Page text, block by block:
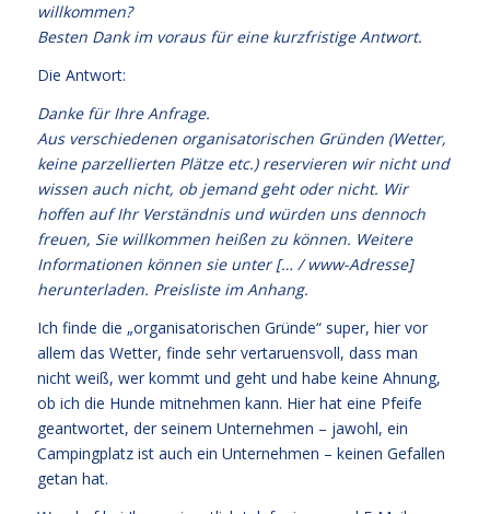
willkommen?
Besten Dank im voraus für eine kurzfristige Antwort.
Die Antwort:
Danke für Ihre Anfrage.
Aus verschiedenen organisatorischen Gründen (Wetter,
keine parzellierten Plätze etc.) reservieren wir nicht und
wissen auch nicht, ob jemand geht oder nicht. Wir
hoffen auf Ihr Verständnis und würden uns dennoch
freuen, Sie willkommen heißen zu können. Weitere
Informationen können sie unter [… / www-Adresse]
herunterladen. Preisliste im Anhang.
Ich finde die „organisatorischen Gründe“ super, hier vor
allem das Wetter, finde sehr vertaruensvoll, dass man
nicht weiß, wer kommt und geht und habe keine Ahnung,
ob ich die Hunde mitnehmen kann. Hier hat eine Pfeife
geantwortet, der seinem Unternehmen – jawohl, ein
Campingplatz ist auch ein Unternehmen – keinen Gefallen
getan hat.